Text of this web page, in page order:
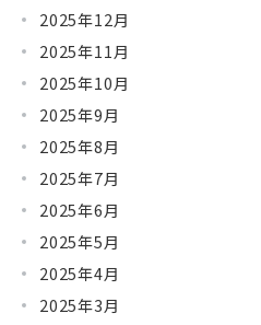
2025年12月
2025年11月
2025年10月
2025年9月
2025年8月
2025年7月
2025年6月
2025年5月
2025年4月
2025年3月